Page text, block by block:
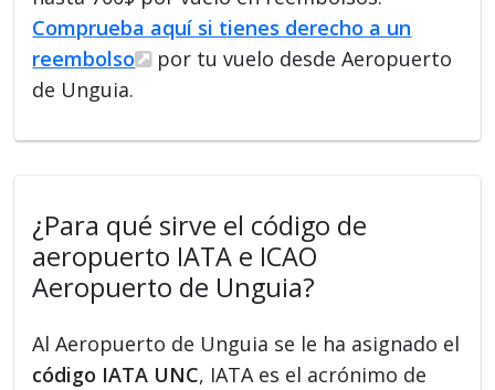
Comprueba aquí si tienes derecho a un
reembolso
por tu vuelo desde Aeropuerto
de Unguia.
¿Para qué sirve el código de
aeropuerto IATA e ICAO
Aeropuerto de Unguia?
Al Aeropuerto de Unguia se le ha asignado el
código IATA UNC, IATA es el acrónimo de